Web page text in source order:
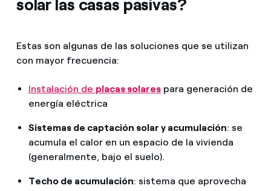
solar las casas pasivas?
Estas son algunas de las soluciones que se utilizan
con mayor frecuencia:
Instalación de placas solarespara generación de
energía eléctrica
Sistemas de captación solar y acumulación: se
acumula el calor en un espacio de la vivienda
(generalmente, bajo el suelo).
Techo de acumulación: sistema que aprovecha